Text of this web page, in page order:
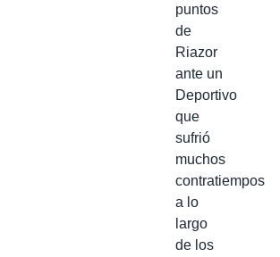
puntos
de
Riazor
ante un
Deportivo
que
sufrió
muchos
contratiempos
a lo
largo
de los